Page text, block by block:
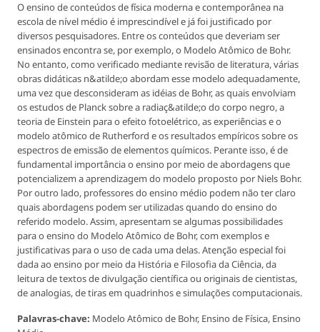
O ensino de conteúdos de física moderna e contemporânea na
escola de nível médio é imprescindível e já foi justificado por
diversos pesquisadores. Entre os conteúdos que deveriam ser
ensinados encontra se, por exemplo, o Modelo Atômico de Bohr.
No entanto, como verificado mediante revisão de literatura, várias
obras didáticas n&atilde;o abordam esse modelo adequadamente,
uma vez que desconsideram as idéias de Bohr, as quais envolviam
os estudos de Planck sobre a radiaç&atilde;o do corpo negro, a
teoria de Einstein para o efeito fotoelétrico, as experiências e o
modelo atômico de Rutherford e os resultados empíricos sobre os
espectros de emissão de elementos químicos. Perante isso, é de
fundamental importância o ensino por meio de abordagens que
potencializem a aprendizagem do modelo proposto por Niels Bohr.
Por outro lado, professores do ensino médio podem não ter claro
quais abordagens podem ser utilizadas quando do ensino do
referido modelo. Assim, apresentam se algumas possibilidades
para o ensino do Modelo Atômico de Bohr, com exemplos e
justificativas para o uso de cada uma delas. Atenção especial foi
dada ao ensino por meio da História e Filosofia da Ciência, da
leitura de textos de divulgação científica ou originais de cientistas,
de analogias, de tiras em quadrinhos e simulações computacionais.
Palavras-chave: Modelo Atômico de Bohr, Ensino de Física, Ensino